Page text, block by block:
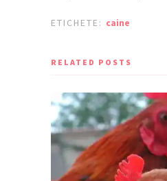
ETICHETE: caine
RELATED POSTS